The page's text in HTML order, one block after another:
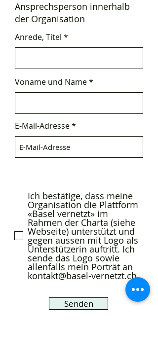
Ansprechsperson innerhalb
der Organisation
Anrede, Titel
Voname und Name
E-Mail-Adresse
Ich bestätige, dass meine
Organisation die Plattform
«Basel vernetzt» im
Rahmen der Charta (siehe
Webseite) unterstützt und
gegen aussen mit Logo als
Unterstützerin auftritt. Ich
sende das Logo sowie
allenfalls mein Porträt an
kontakt@basel-vernetzt.ch.
Senden